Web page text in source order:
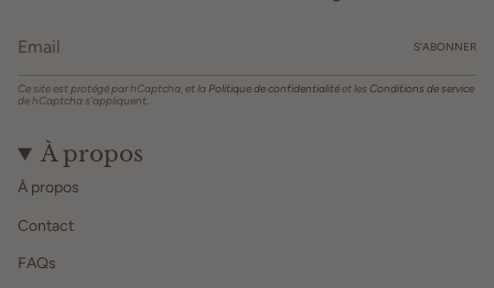
S’ABONNER
Ce site est protégé par hCaptcha, et laPolitique de confidentialitéet les Conditions de service
de hCaptcha s’appliquent.
À propos
À propos
Contact
FAQs